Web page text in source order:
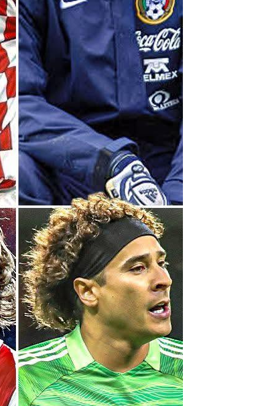
Ο Ινφαντίνο
υπόσχεται τον
τελικό του
Μundial 2030
στο Μαρόκο για
να πάρει
δημόσια
στήριξη!
05.08.2026 | 17:32
Eπίθεση Φίγκο
κατά του
Ινφαντίνο:
«Πρέπει να
παραιτηθείς για
να σωθεί το
ποδόσφαιρο»